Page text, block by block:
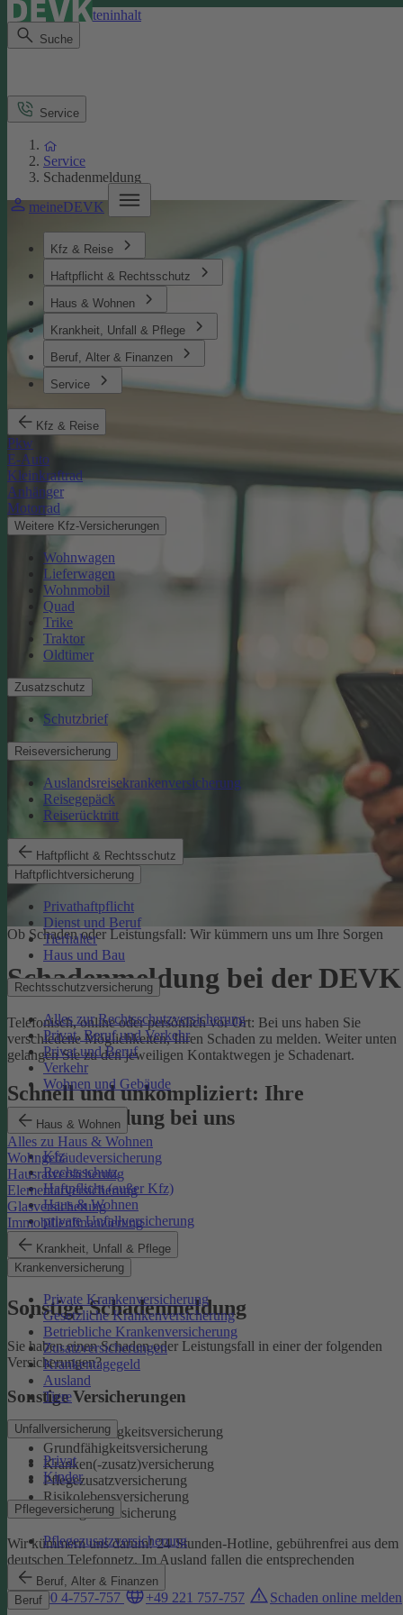
Direkt zum Seiteninhalt
Suche
meineDEVK
Kfz & Reise
Haftpflicht & Rechtsschutz
Haus & Wohnen
Krankheit, Unfall & Pflege
Beruf, Alter & Finanzen
Service
Kfz & Reise
Pkw
E-Auto
Kleinkraftrad
Anhänger
Motorrad
Weitere Kfz-Versicherungen
Wohnwagen
Lieferwagen
Wohnmobil
Quad
Trike
Traktor
Oldtimer
Zusatzschutz
Schutzbrief
Reiseversicherung
Auslandsreisekrankenversicherung
Reisegepäck
Reiserücktritt
Haftpflicht & Rechtsschutz
Haftpflichtversicherung
Privathaftpflicht
Dienst und Beruf
Tierhalter
Haus und Bau
Rechtsschutzversicherung
Alles zur Rechtsschutzversicherung
Privat, Beruf und Verkehr
Privat und Beruf
Verkehr
Wohnen und Gebäude
Haus & Wohnen
Alles zu Haus & Wohnen
Wohngebäudeversicherung
Hausratversicherung
Elementarversicherung
Glasversicherung
Immobilienfinanzierung
Krankheit, Unfall & Pflege
Krankenversicherung
Private Krankenversicherung
Gesetzliche Krankenversicherung
Betriebliche Krankenversicherung
Zusatzversicherungen
Krankentagegeld
Ausland
Tiere
Unfallversicherung
Privat
Kinder
Pflegeversicherung
Pflegezusatzversicherung
Beruf, Alter & Finanzen
Beruf
Service
Service
Schadenmeldung
Ob Schaden oder Leistungsfall: Wir kümmern uns um Ihre Sorgen
Schadenmeldung bei der DEVK
Telefonisch, online oder persönlich vor Ort: Bei uns haben Sie
verschiedene Möglichkeiten, Ihren Schaden zu melden. Weiter unten
gelangen Sie zu den jeweiligen Kontaktwegen je Schadenart.
Schnell und unkompliziert: Ihre
Schadenmeldung bei uns
Kfz
Rechtsschutz
Haftpflicht (außer Kfz)
Haus & Wohnen
private Unfallversicherung
Auslandskrankenschutz
Reiserücktritt
Reisegepäck
Sonstige Schadenmeldung
Sie haben einen Schaden oder Leistungsfall in einer der folgenden
Versicherungen?
Sonstige Versicherungen
Berufsunfähigkeitsversicherung
Grundfähigkeitsversicherung
Kranken(-zusatz)versicherung
Pflegezusatzversicherung
Risikolebensversicherung
Sterbegeldversicherung
Wir kümmern uns darum!24-Stunden-Hotline, gebührenfrei aus dem
deutschen Telefonnetz. Im Ausland fallen die entsprechenden
Landesgebühren an:
0800 4-757-757
+49 221 757-757 Schaden online melden